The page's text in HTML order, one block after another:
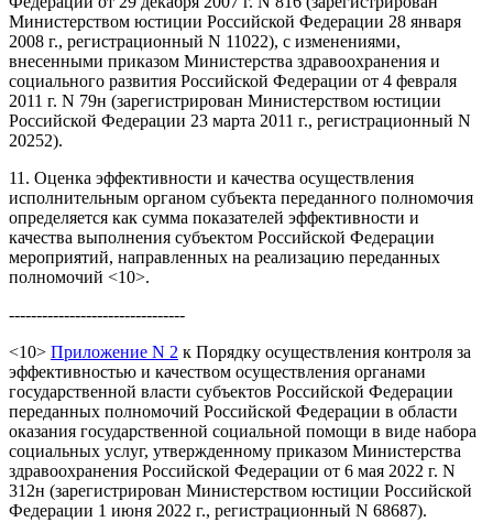
Министерством юстиции Российской Федерации 28 января
2008 г., регистрационный N 11022), с изменениями,
внесенными приказом Министерства здравоохранения и
социального развития Российской Федерации от 4 февраля
2011 г. N 79н (зарегистрирован Министерством юстиции
Российской Федерации 23 марта 2011 г., регистрационный N
20252).
11. Оценка эффективности и качества осуществления
исполнительным органом субъекта переданного полномочия
определяется как сумма показателей эффективности и
качества выполнения субъектом Российской Федерации
мероприятий, направленных на реализацию переданных
полномочий <10>.
--------------------------------
<10> Приложение N 2 к Порядку осуществления контроля за
эффективностью и качеством осуществления органами
государственной власти субъектов Российской Федерации
переданных полномочий Российской Федерации в области
оказания государственной социальной помощи в виде набора
социальных услуг, утвержденному приказом Министерства
здравоохранения Российской Федерации от 6 мая 2022 г. N
312н (зарегистрирован Министерством юстиции Российской
Федерации 1 июня 2022 г., регистрационный N 68687).